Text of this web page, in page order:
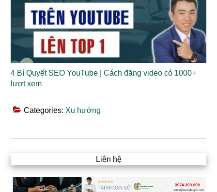
4 Bí Quyết SEO YouTube | Cách đăng video có 1000+
lượt xem
Categories: Xu hướng
Liên hệ